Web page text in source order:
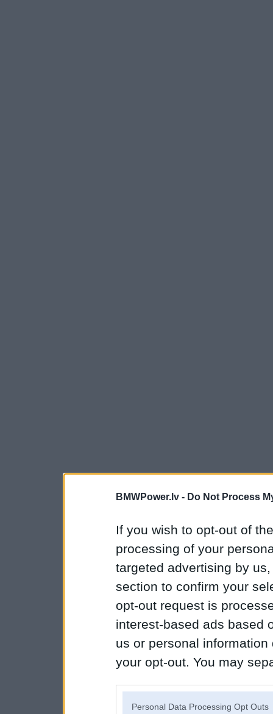
BMWPower.lv - Do Not Process
If you wish to opt-out of
processing of your
targeted advertising by
section to confirm your
opt-out request is
interest-based ads based
us or personal
your opt-out. You may
Personal Data Processing Opt Outs